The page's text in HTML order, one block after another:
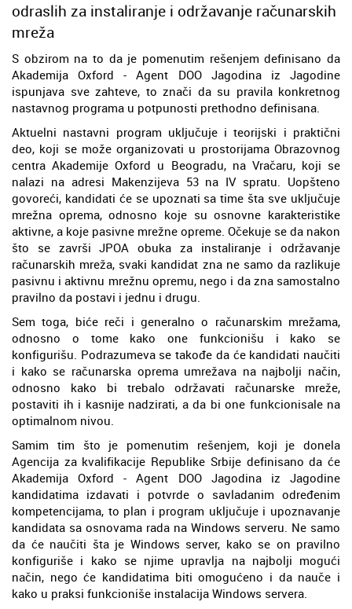
odraslih za instaliranje i održavanje računarskih
mreža
S obzirom na to da je pomenutim rešenjem definisano da
Akademija Oxford - Agent DOO Jagodina iz Jagodine
ispunjava sve zahteve, to znači da su pravila konkretnog
nastavnog programa u potpunosti prethodno definisana.
Aktuelni nastavni program uključuje i teorijski i praktični
deo, koji se može organizovati u prostorijama Obrazovnog
centra Akademije Oxford u Beogradu, na Vračaru, koji se
nalazi na adresi Makenzijeva 53 na IV spratu. Uopšteno
govoreći, kandidati će se upoznati sa time šta sve uključuje
mrežna oprema, odnosno koje su osnovne karakteristike
aktivne, a koje pasivne mrežne opreme. Očekuje se da nakon
što se završi JPOA obuka za instaliranje i održavanje
računarskih mreža, svaki kandidat zna ne samo da razlikuje
pasivnu i aktivnu mrežnu opremu, nego i da zna samostalno
pravilno da postavi i jednu i drugu.
Sem toga, biće reči i generalno o računarskim mrežama,
odnosno o tome kako one funkcionišu i kako se
konfigurišu. Podrazumeva se takođe da će kandidati naučiti
i kako se računarska oprema umrežava na najbolji način,
odnosno kako bi trebalo održavati računarske mreže,
postaviti ih i kasnije nadzirati, a da bi one funkcionisale na
optimalnom nivou.
Samim tim što je pomenutim rešenjem, koji je donela
Agencija za kvalifikacije Republike Srbije definisano da će
Akademija Oxford - Agent DOO Jagodina iz Jagodine
kandidatima izdavati i potvrde o savladanim određenim
kompetencijama, to plan i program uključuje i upoznavanje
kandidata sa osnovama rada na Windows serveru. Ne samo
da će naučiti šta je Windows server, kako se on pravilno
konfiguriše i kako se njime upravlja na najbolji mogući
način, nego će kandidatima biti omogućeno i da nauče i
kako u praksi funkcioniše instalacija Windows servera.